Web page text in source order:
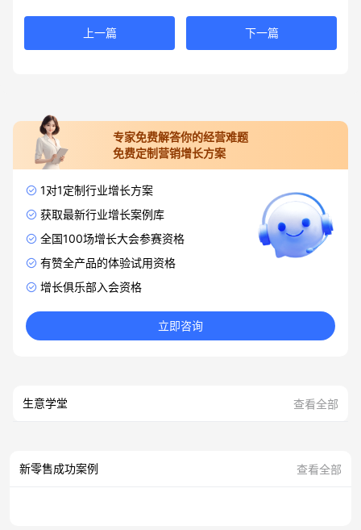
上一篇 下一篇
专家免费解答你的经营难题
免费定制营销增长方案
1对1定制行业增长方案
获取最新行业增长案例库
全国100场增长大会参赛资格
有赞全产品的体验试用资格
增长俱乐部入会资格
立即咨询
生意学堂 查看全部
新零售成功案例 查看全部